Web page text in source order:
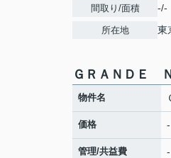
間取り/面積 -/-
所在地 東
ＧＲＡＮＤＥ
物件名
価格 -
管理/共益費 -